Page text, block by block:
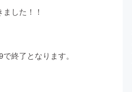
した！！
終了となります。